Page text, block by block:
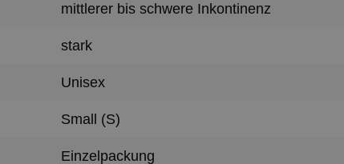
mittlerer bis schwere Inkontinenz
stark
Unisex
Small (S)
Einzelpackung